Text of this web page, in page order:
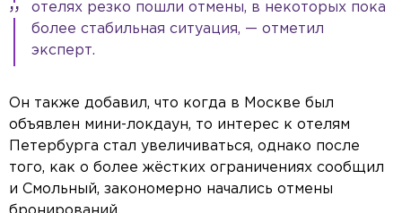
отелях резко пошли отмены, в некоторых пока
более стабильная ситуация, — отметил
эксперт.
Он также добавил, что когда в Москве был
объявлен мини-локдаун, то интерес к отелям
Петербурга стал увеличиваться, однако после
того, как о более жёстких ограничениях сообщил
и Смольный, закономерно начались отмены